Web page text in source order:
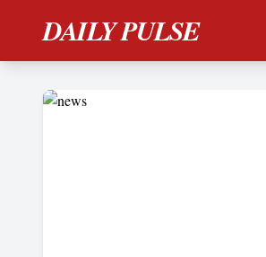
DAILY PULSE